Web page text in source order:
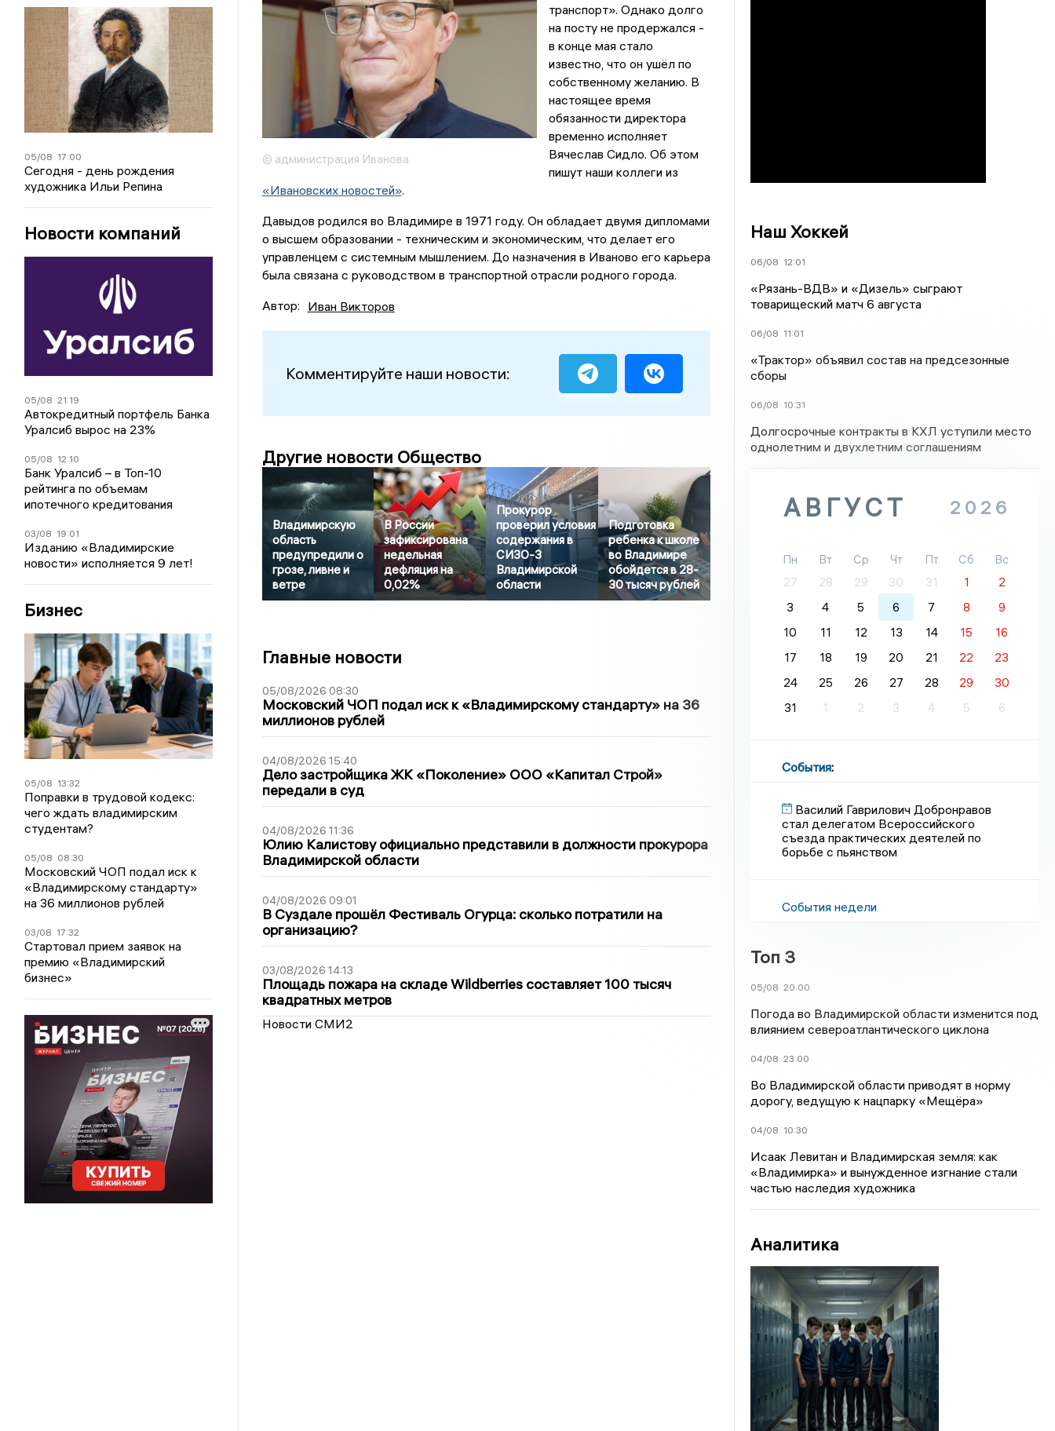
05/08 17:00
Сегодня - день рождения
художника Ильи Репина
Новости компаний
05/08 21:19
Автокредитный портфель Банка
Уралсиб вырос на 23%
05/08 12:10
Банк Уралсиб – в Топ-10
рейтинга по объемам
ипотечного кредитования
03/08 19:01
Изданию «Владимирские
новости» исполняется 9 лет!
Бизнес
05/08 13:32
Поправки в трудовой кодекс:
чего ждать владимирским
студентам?
05/08 08:30
Московский ЧОП подал иск к
«Владимирскому стандарту»
на 36 миллионов рублей
03/08 17:32
Стартовал прием заявок на
премию «Владимирский
бизнес»
© администрация Иванова
транспорт». Однако долго
на посту не продержался -
в конце мая стало
известно, что он ушёл по
собственному желанию. В
настоящее время
обязанности директора
временно исполняет
Вячеслав Сидло. Об этом
пишут наши коллеги из
«Ивановских новостей».
Давыдов родился во Владимире в 1971 году. Он обладает двумя дипломами
о высшем образовании - техническим и экономическим, что делает его
управленцем с системным мышлением. До назначения в Иваново его карьера
была связана с руководством в транспортной отрасли родного города.
Автор: Иван Викторов
Комментируйте наши новости:
Другие новости Общество
Владимирскую
область
предупредили о
грозе, ливне и
ветре
В России
зафиксирована
недельная
дефляция на
0,02%
Прокурор
проверил условия
содержания в
СИЗО-3
Владимирской
области
Подготовка
ребенка к школе
во Владимире
обойдется в 28-
30 тысяч рублей
Главные новости
05/08/2026 08:30
Московский ЧОП подал иск к «Владимирскому стандарту» на 36
миллионов рублей
04/08/2026 15:40
Дело застройщика ЖК «Поколение» ООО «Капитал Строй»
передали в суд
04/08/2026 11:36
Юлию Калистову официально представили в должности прокурора
Владимирской области
04/08/2026 09:01
В Суздале прошёл Фестиваль Огурца: сколько потратили на
организацию?
03/08/2026 14:13
Площадь пожара на складе Wildberries составляет 100 тысяч
квадратных метров
Новости СМИ2
Наш Хоккей
06/08 12:01
«Рязань-ВДВ» и «Дизель» сыграют
товарищеский матч 6 августа
06/08 11:01
«Трактор» объявил состав на предсезонные
сборы
06/08 10:31
Долгосрочные контракты в КХЛ уступили место
однолетним и двухлетним соглашениям
АВГУСТ 2026
Пн Вт Ср Чт Пт Сб
Вс
27
28 29 30 31 1
2
3
4 5 6 7 8
9
10
11 12 13 14 15
16
17
18 19 20 21 22
23
24
25 26 27 28 29
30
31
1 2 3 4 5 6
События:
Василий Гаврилович Добронравов
стал делегатом Всероссийского
съезда практических деятелей по
борьбе с пьянством
События недели
Топ 3
05/08 20:00
Погода во Владимирской области изменится под
влиянием североатлантического циклона
04/08 23:00
Во Владимирской области приводят в норму
дорогу, ведущую к нацпарку «Мещёра»
04/08 10:30
Исаак Левитан и Владимирская земля: как
«Владимирка» и вынужденное изгнание стали
частью наследия художника
Аналитика